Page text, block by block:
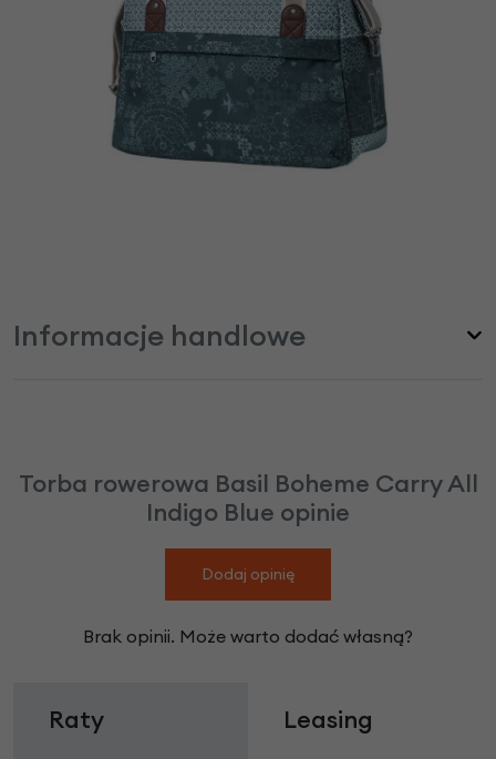
Informacje handlowe
Torba rowerowa Basil Boheme Carry All
Indigo Blue opinie
Dodaj opinię
Brak opinii. Może warto dodać własną?
Raty Leasing